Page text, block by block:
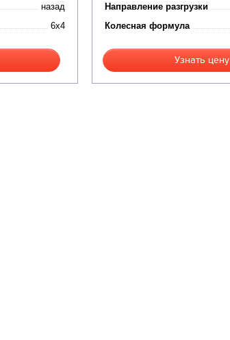
назад
6x4
Направление разгрузки
Колесная формула
Узнать цену